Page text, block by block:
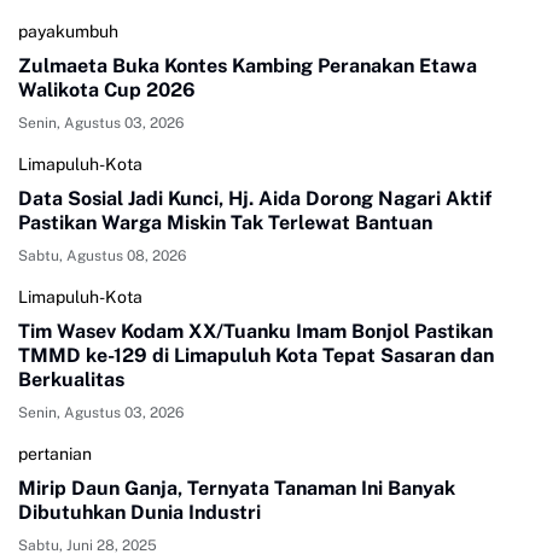
payakumbuh
Zulmaeta Buka Kontes Kambing Peranakan Etawa
Walikota Cup 2026
Senin, Agustus 03, 2026
Limapuluh-Kota
Data Sosial Jadi Kunci, Hj. Aida Dorong Nagari Aktif
Pastikan Warga Miskin Tak Terlewat Bantuan
Sabtu, Agustus 08, 2026
Limapuluh-Kota
Tim Wasev Kodam XX/Tuanku Imam Bonjol Pastikan
TMMD ke-129 di Limapuluh Kota Tepat Sasaran dan
Berkualitas
Senin, Agustus 03, 2026
pertanian
Mirip Daun Ganja, Ternyata Tanaman Ini Banyak
Dibutuhkan Dunia Industri
Sabtu, Juni 28, 2025